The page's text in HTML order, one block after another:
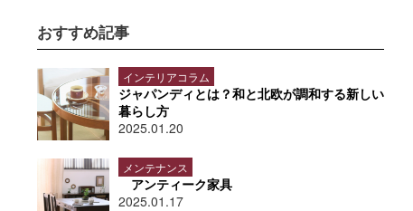
おすすめ記事
インテリアコラム
ジャパンディとは？和と北欧が調和する新しい
暮らし方
2025.01.20
メンテナンス
アンティーク家具
2025.01.17